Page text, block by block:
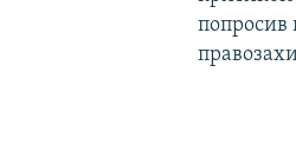
попросив